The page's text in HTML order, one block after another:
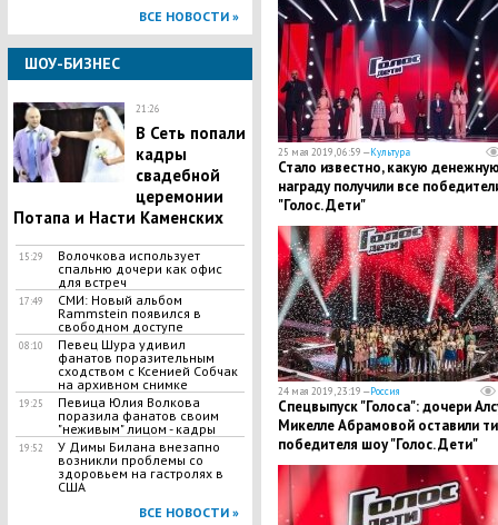
ВСЕ НОВОСТИ »
ШОУ-БИЗНЕС
21:26
В Сеть попали
кадры
свадебной
церемонии
Потапа и Насти Каменских
15:29
Волочкова использует
спальню дочери как офис
для встреч
17:49
СМИ: Новый альбом
Rammstein появился в
свободном доступе
08:10
​Певец Шура удивил
фанатов поразительным
сходством с Ксенией Собчак
на архивном снимке
19:25
Певица Юлия Волкова
поразила фанатов своим
"неживым" лицом - кадры
19:52
​У Димы Билана внезапно
возникли проблемы со
здоровьем на гастролях в
США
ВСЕ НОВОСТИ »
25 мая 2019, 06:59 —Культура
Стало известно, какую
награду получили все
"Голос. Дети"
24 мая 2019, 23:19 —Россия
Спецвыпуск "Голоса": дочери
Микелле Абрамовой оставили
победителя шоу "Голос. Дети"